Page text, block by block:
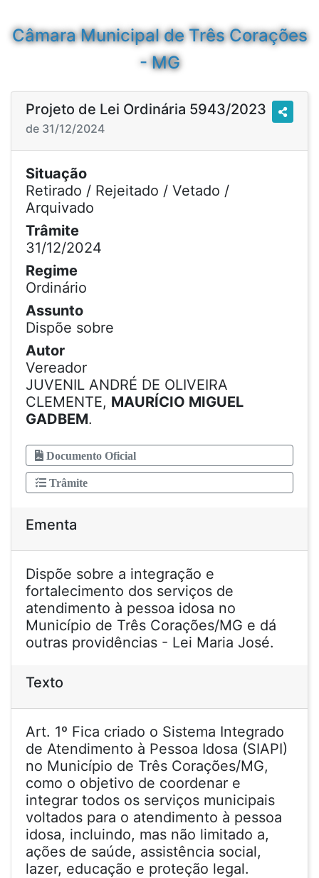
Câmara Municipal de Três Corações
- MG
Projeto de Lei Ordinária 5943/2023
de 31/12/2024
Situação
Retirado / Rejeitado / Vetado /
Arquivado
Trâmite
31/12/2024
Regime
Ordinário
Assunto
Dispõe sobre
Autor
Vereador
JUVENIL ANDRÉ DE OLIVEIRA
CLEMENTE, MAURÍCIO MIGUEL
GADBEM.
Documento Oficial
Trâmite
Ementa
Dispõe sobre a integração e
fortalecimento dos serviços de
atendimento à pessoa idosa no
Município de Três Corações/MG e dá
outras providências - Lei Maria José.
Texto
Art. 1º Fica criado o Sistema Integrado
de Atendimento à Pessoa Idosa (SIAPI)
no Município de Três Corações/MG,
como o objetivo de coordenar e
integrar todos os serviços municipais
voltados para o atendimento à pessoa
idosa, incluindo, mas não limitado a,
ações de saúde, assistência social,
lazer, educação e proteção legal.